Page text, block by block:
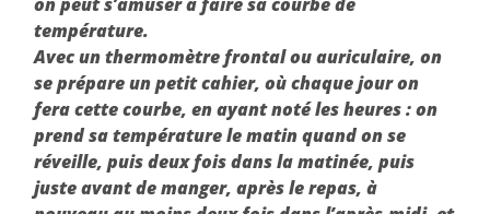
température.
Avec un thermomètre frontal ou auriculaire, on
se prépare un petit cahier, où chaque jour on
fera cette courbe, en ayant noté les heures : on
prend sa température le matin quand on se
réveille, puis deux fois dans la matinée, puis
juste avant de manger, après le repas, à